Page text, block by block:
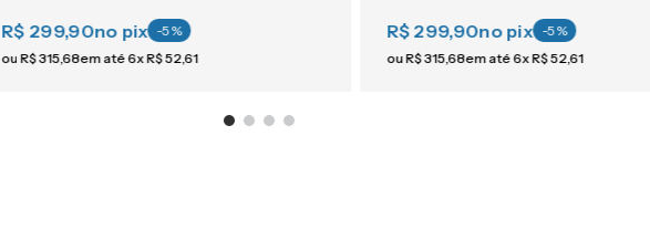
R$ 299,90no pix -5%
ouR$315,68em até6xR$52,61
R$ 299,90no pix -5%
ouR$315,68em até6xR$52,61